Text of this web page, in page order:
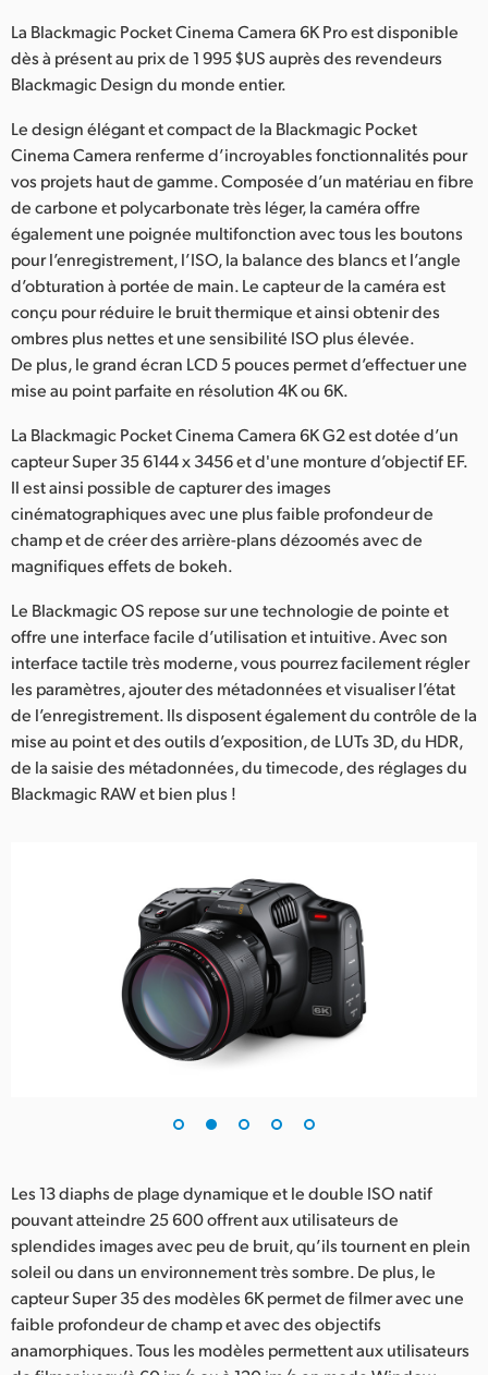
Poland
Portugal
Singapore
South Africa
Spain
Sweden
Chinese Taipei
Turkey
UAE
Ukraine
United Kingdom
United States
La Blackmagic Pocket Cinema Camera 6K Pro est disponible
dès à présent au prix de 1 995 $US auprès des revendeurs
Blackmagic Design du monde entier.
Le design élégant et compact de la Blackmagic Pocket
Cinema Camera renferme d’incroyables fonctionnalités pour
vos projets haut de gamme. Composée d’un matériau en fibre
de carbone et polycarbonate très léger, la caméra offre
également une poignée multifonction avec tous les boutons
pour l’enregistrement, l’ISO, la balance des blancs et l’angle
d’obturation à portée de main. Le capteur de la caméra est
conçu pour réduire le bruit thermique et ainsi obtenir des
ombres plus nettes et une sensibilité ISO plus élevée.
De plus, le grand écran LCD 5 pouces permet d’effectuer une
mise au point parfaite en résolution 4K ou 6K.
La Blackmagic Pocket Cinema Camera 6K G2 est dotée d’un
capteur Super 35 6144 x 3456 et d'une monture d’objectif EF.
Il est ainsi possible de capturer des images
cinématographiques avec une plus faible profondeur de
champ et de créer des arrière-plans dézoomés avec de
magnifiques effets de bokeh.
Le Blackmagic OS repose sur une technologie de pointe et
offre une interface facile d’utilisation et intuitive. Avec son
interface tactile très moderne, vous pourrez facilement régler
les paramètres, ajouter des métadonnées et visualiser l’état
de l’enregistrement. Ils disposent également du contrôle de la
mise au point et des outils d’exposition, de LUTs 3D, du HDR,
de la saisie des métadonnées, du timecode, des réglages du
Blackmagic RAW et bien plus !
Les 13 diaphs de plage dynamique et le double ISO natif
pouvant atteindre 25 600 offrent aux utilisateurs de
splendides images avec peu de bruit, qu’ils tournent en plein
soleil ou dans un environnement très sombre. De plus, le
capteur Super 35 des modèles 6K permet de filmer avec une
faible profondeur de champ et avec des objectifs
anamorphiques. Tous les modèles permettent aux utilisateurs